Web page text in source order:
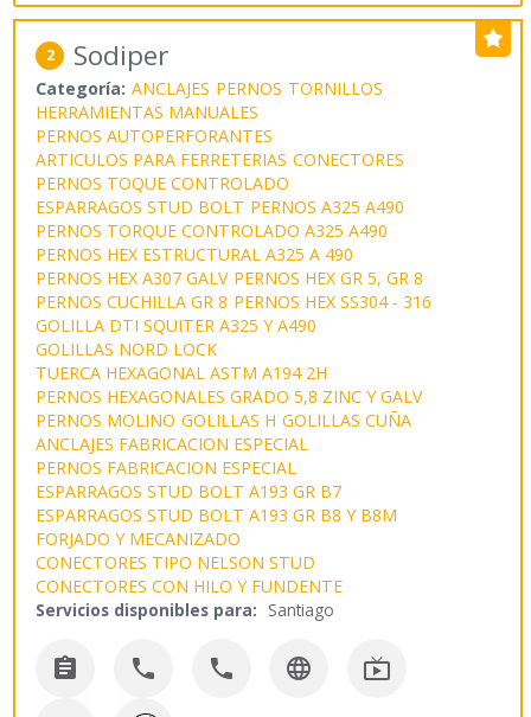
2 Sodiper
Categoría: ANCLAJES PERNOS TORNILLOS
HERRAMIENTAS MANUALES
PERNOS AUTOPERFORANTES
ARTICULOS PARA FERRETERIAS CONECTORES
PERNOS TOQUE CONTROLADO
ESPARRAGOS STUD BOLT PERNOS A325 A490
PERNOS TORQUE CONTROLADO A325 A490
PERNOS HEX ESTRUCTURAL A325 A 490
PERNOS HEX A307 GALV PERNOS HEX GR 5, GR 8
PERNOS CUCHILLA GR 8 PERNOS HEX SS304 - 316
GOLILLA DTI SQUITER A325 Y A490
GOLILLAS NORD LOCK
TUERCA HEXAGONAL ASTM A194 2H
PERNOS HEXAGONALES GRADO 5,8 ZINC Y GALV
PERNOS MOLINO GOLILLAS H GOLILLAS CUÑA
ANCLAJES FABRICACION ESPECIAL
PERNOS FABRICACION ESPECIAL
ESPARRAGOS STUD BOLT A193 GR B7
ESPARRAGOS STUD BOLT A193 GR B8 Y B8M
FORJADO Y MECANIZADO
CONECTORES TIPO NELSON STUD
CONECTORES CON HILO Y FUNDENTE
Servicios disponibles para: Santiago
    